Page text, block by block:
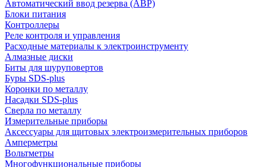
Автоматический ввод резерва (АВР)
Блоки питания
Контроллеры
Реле контроля и управления
Расходные материалы к электроинструменту
Алмазные диски
Биты для шуруповертов
Буры SDS-plus
Коронки по металлу
Насадки SDS-plus
Сверла по металлу
Измерительные приборы
Аксессуары для щитовых электроизмерительных приборов
Амперметры
Вольтметры
Многофункциональные приборы